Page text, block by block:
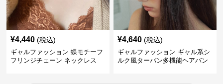
¥4,440 (税込)
ギャルファッション 蝶モチーフ
フリンジチェーン ネックレス
¥4,640 (税込)
ギャルファッション ギャル系シ
ルク風ターバン多機能ヘアバン